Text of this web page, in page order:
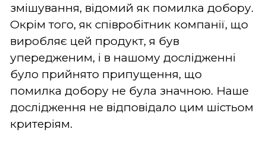
змішування, відомий як помилка добору.
Окрім того, як співробітник компанії, що
виробляє цей продукт, я був
упередженим, і в нашому дослідженні
було прийнято припущення, що
помилка добору не була значною. Наше
дослідження не відповідало цим шістьом
критеріям.